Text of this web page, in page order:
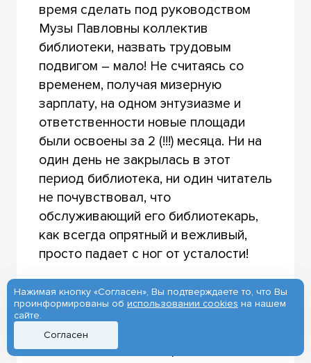
время сделать под руководством
Музы Павловны коллектив
библиотеки, назвать трудовым
подвигом – мало! Не считаясь со
временем, получая мизерную
зарплату, на одном энтузиазме и
ответственности новые площади
были освоены за 2 (!!!) месяца. Ни на
один день не закрылась в этот
период библиотека, ни один читатель
не почувствовал, что
обслуживающий его библиотекарь,
как всегда опрятный и вежливый,
просто падает с ног от усталости!
И только прохожие с удивлением
наблюдали такую картину: в окнах
старого и нового здания «научки»
стояли женщины и бережно, по
Нажимая кнопку «Согласен», Вы подтверждаете то, что Вы
проинформированы об использовании cookies на нашем
сайте.
Согласен